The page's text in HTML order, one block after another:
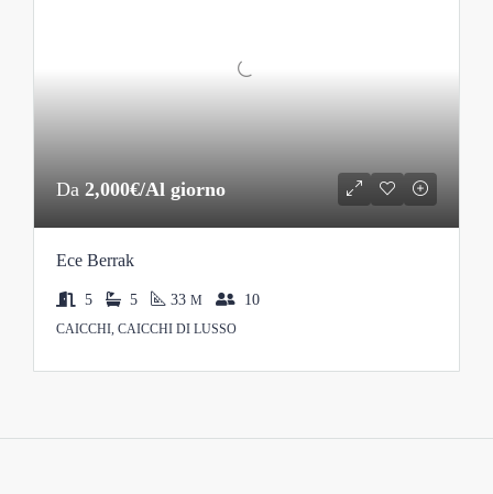
Da 2,000€/Al giorno
Ece Berrak
5 5 33 M 10
CAICCHI, CAICCHI DI LUSSO